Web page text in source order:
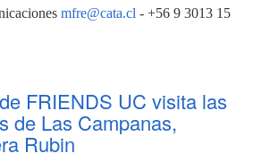
mfre@cata.cl - +56 9 3013 15
FRIENDS UC visita las
de Las Campanas,
Rubin